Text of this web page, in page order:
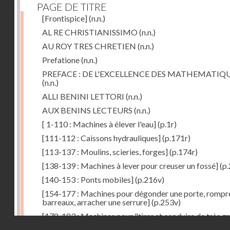
PAGE DE TITRE
[Frontispice](n.n.)
AL RE CHRISTIANISSIMO (n.n.)
AU ROY TRES CHRETIEN (n.n.)
Prefatione(n.n.)
PREFACE : DE L'EXCELLENCE DES
(n.n.)
ALLI BENINI LETTORI (n.n.)
AUX BENINS LECTEURS (n.n.)
[ 1-110 : Machines à élever l'eau](p.1r)
[111-112 : Caissons hydrauliques](p.171r)
[113-137 : Moulins, scieries, forges](p.174r)
[138-139 : Machines à lever pour creuser un fossé]
[140-153 : Ponts mobiles](p.216v)
[154-177 : Machines pour dégonder une porte,
barreaux, arracher une serrure](p.253v)
[178-183 : Machines pour "tirer et conduire de très